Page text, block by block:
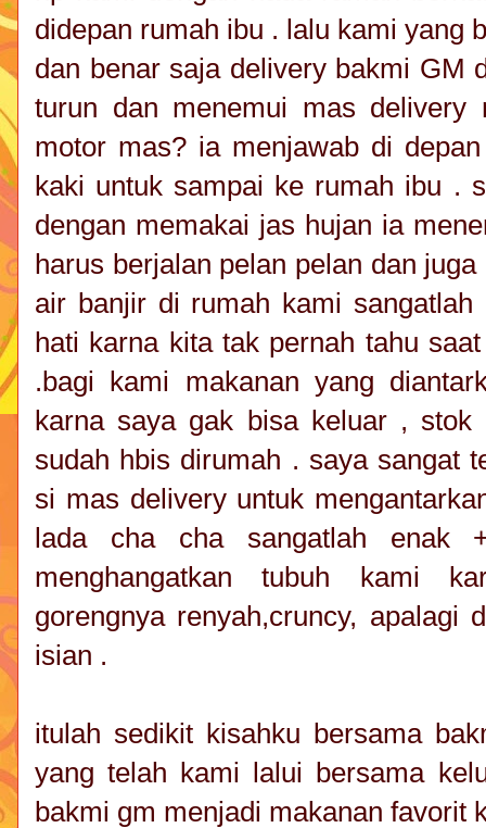
didepan rumah ibu . lalu kami yang
dan benar saja delivery bakmi GM
turun dan menemui mas
motor mas? ia menjawab di
kaki untuk sampai ke rumah ibu .
dengan memakai jas hujan ia
harus berjalan pelan pelan dan
air banjir di rumah kami
hati karna kita tak pernah tahu
.bagi kami makanan yang
karna saya gak bisa keluar , stok
sudah hbis dirumah . saya sangat
si mas delivery untuk
lada cha cha sangatlah enak
menghangatkan tubuh kami
gorengnya renyah,cruncy, apalagi
isian .
itulah sedikit kisahku bersama
yang telah kami lalui bersama
bakmi gm menjadi makanan